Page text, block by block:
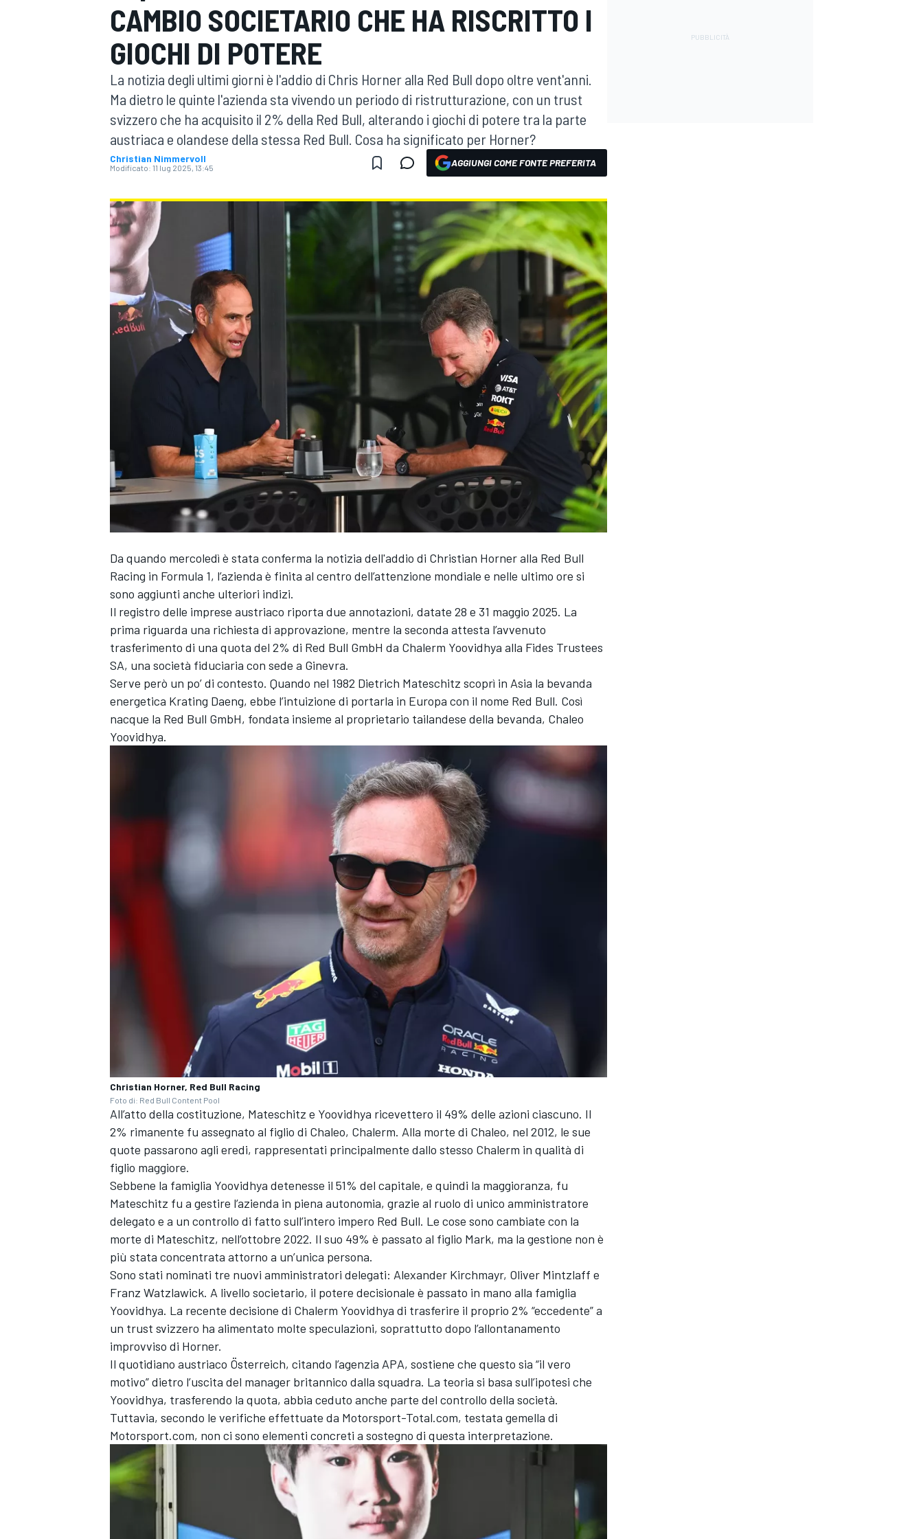
MOTOGP WEC
WRC
MONOPOSTO
ENDURANCE/GT
MONOMARCA
CAMBIO SOCIETARIO CHE HA RISCRITTO I
GIOCHI DI POTERE
La notizia degli ultimi giorni è l'addio di Chris Horner alla Red Bull dopo oltre vent'anni.
Ma dietro le quinte l'azienda sta vivendo un periodo di ristrutturazione, con un trust
svizzero che ha acquisito il 2% della Red Bull, alterando i giochi di potere tra la parte
austriaca e olandese della stessa Red Bull. Cosa ha significato per Horner?
Christian Nimmervoll
Modificato: 11 lug 2025, 13:45 AGGIUNGI COME FONTE PREFERITA
Da quando mercoledì è stata conferma la notizia dell'addio di Christian Horner alla Red Bull
Racing in Formula 1, l’azienda è finita al centro dell’attenzione mondiale e nelle ultimo ore si
sono aggiunti anche ulteriori indizi.
Il registro delle imprese austriaco riporta due annotazioni, datate 28 e 31 maggio 2025. La
prima riguarda una richiesta di approvazione, mentre la seconda attesta l’avvenuto
trasferimento di una quota del 2% di Red Bull GmbH da Chalerm Yoovidhya alla Fides Trustees
SA, una società fiduciaria con sede a Ginevra.
Serve però un po’ di contesto. Quando nel 1982 Dietrich Mateschitz scoprì in Asia la bevanda
energetica Krating Daeng, ebbe l’intuizione di portarla in Europa con il nome Red Bull. Così
nacque la Red Bull GmbH, fondata insieme al proprietario tailandese della bevanda, Chaleo
Yoovidhya.
Christian Horner, Red Bull Racing
Foto di: Red Bull Content Pool
All’atto della costituzione, Mateschitz e Yoovidhya ricevettero il 49% delle azioni ciascuno. Il
2% rimanente fu assegnato al figlio di Chaleo, Chalerm. Alla morte di Chaleo, nel 2012, le sue
quote passarono agli eredi, rappresentati principalmente dallo stesso Chalerm in qualità di
figlio maggiore.
Sebbene la famiglia Yoovidhya detenesse il 51% del capitale, e quindi la maggioranza, fu
Mateschitz fu a gestire l’azienda in piena autonomia, grazie al ruolo di unico amministratore
delegato e a un controllo di fatto sull’intero impero Red Bull. Le cose sono cambiate con la
morte di Mateschitz, nell’ottobre 2022. Il suo 49% è passato al figlio Mark, ma la gestione non è
più stata concentrata attorno a un’unica persona.
Sono stati nominati tre nuovi amministratori delegati: Alexander Kirchmayr, Oliver Mintzlaff e
Franz Watzlawick. A livello societario, il potere decisionale è passato in mano alla famiglia
Yoovidhya. La recente decisione di Chalerm Yoovidhya di trasferire il proprio 2% “eccedente” a
un trust svizzero ha alimentato molte speculazioni, soprattutto dopo l’allontanamento
improvviso di Horner.
Il quotidiano austriaco Österreich, citando l’agenzia APA, sostiene che questo sia “il vero
motivo” dietro l’uscita del manager britannico dalla squadra. La teoria si basa sull’ipotesi che
Yoovidhya, trasferendo la quota, abbia ceduto anche parte del controllo della società.
Tuttavia, secondo le verifiche effettuate da Motorsport-Total.com, testata gemella di
Motorsport.com, non ci sono elementi concreti a sostegno di questa interpretazione.